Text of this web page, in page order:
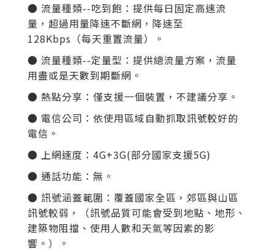
● 流量種類--吃到飽：提供每日固定高速流
量，超過用量降速不斷網，降速至
128Kbps（每天重置流量）。
● 流量種類--定量型：提供總流量方案，流量
用盡或是天數到期斷網。
● 熱點分享：僅支援一個裝置，不建議分享。
● 電信公司：依使用區域自動抓取訊號較好的
電信。
● 上網速度： 4G+3G(部分國家支援5G)
● 通話功能：無。
● 訊號涵蓋範圍：覆蓋國家全區 ，郊區與山區
訊號較弱，（訊號品質可能會受到地點、地形、
建築物阻擋、使用人數和天氣等因素的影
響。）。